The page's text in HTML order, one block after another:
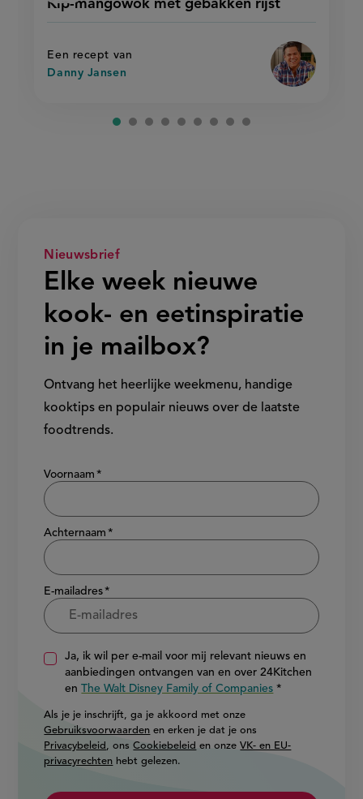
Kip-mangowok met gebakken rijst
met
rijst'
Een recept van
Danny Jansen
recept
mangowok
met
rijst
Nieuwsbrief
Elke week nieuwe
kook- en eetinspiratie
in je mailbox?
Ontvang het heerlijke weekmenu, handige
kooktips en populair nieuws over de laatste
foodtrends.
Show/hide
Voornaam
Achternaam
E-mailadres
Ja, ik wil per e-mail voor mij relevant nieuws en
aanbiedingen ontvangen van en over 24Kitchen
enThe Walt Disney Family of Companies
Als je je inschrijft, ga je akkoord met onze
Gebruiksvoorwaarden en erken je dat je ons
Privacybeleid , onsCookiebeleid en onzeVK- en EU-
privacyrechten hebt gelezen.